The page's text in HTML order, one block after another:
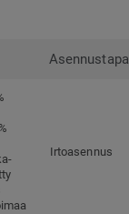
Asennustapa
Irtoasennus